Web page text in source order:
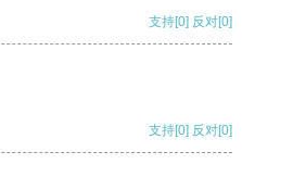
支持[0] 反对[0]
支持[0] 反对[0]